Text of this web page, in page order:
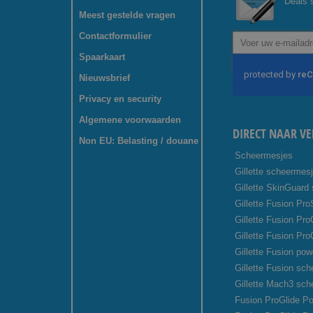
Meest gestelde vragen
Contactformulier
Spaarkaart
Nieuwsbrief
Privacy en security
Algemene voorwaarden
Non EU: Belasting / douane
Abonneer
onze
DIRECT NAAR
Scheermesjes
Gillette
Gillette SkinGuard
Gillette Fusion
Gillette Fusion
Gillette Fusion
Gillette Fusion
Gillette Fusion
Gillette Mach3
Fusion ProGlide